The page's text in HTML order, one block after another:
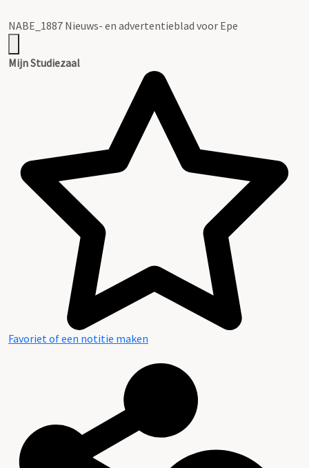
NABE_1887 Nieuws- en advertentieblad voor Epe
Mijn Studiezaal
Favoriet of een notitie maken